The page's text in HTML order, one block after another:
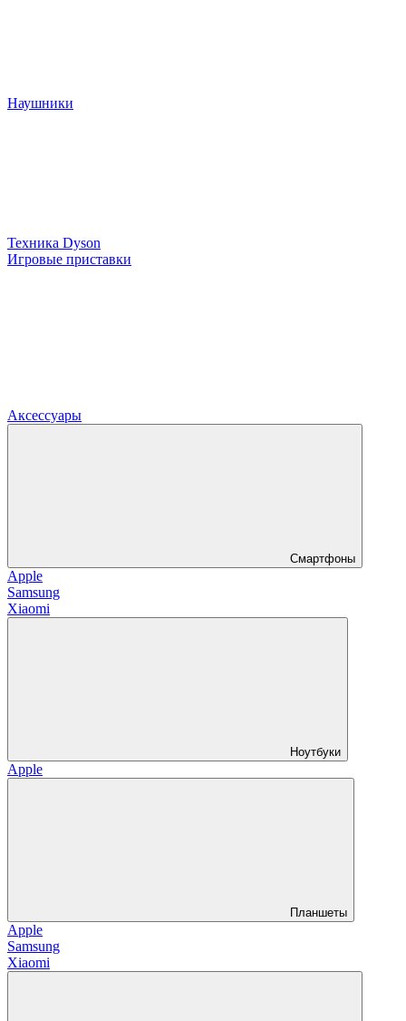
Наушники
Техника Dyson
Игровые приставки
Аксессуары
Смартфоны
Apple
Samsung
Xiaomi
Ноутбуки
Apple
Планшеты
Apple
Samsung
Xiaomi